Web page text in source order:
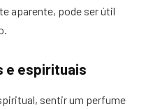
aparente, pode ser útil
e espirituais
sentir um perfume